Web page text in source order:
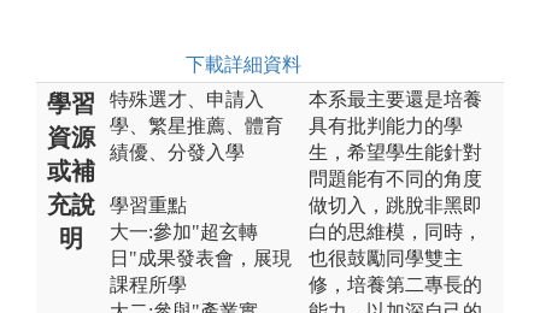
下載詳細資料
學習
資源
或補
充說
明
特殊選才、申請入
學、繁星推薦、體育
績優、分發入學
學習重點
大一:參加"超玄轉
日"成果發表會，展現
課程所學
本系最主要還是培養
具有批判能力的學
生，希望學生能針對
問題能有不同的角度
做切入，跳脫非黑即
白的思維模，同時，
也很鼓勵同學雙主
修，培養第二專長的